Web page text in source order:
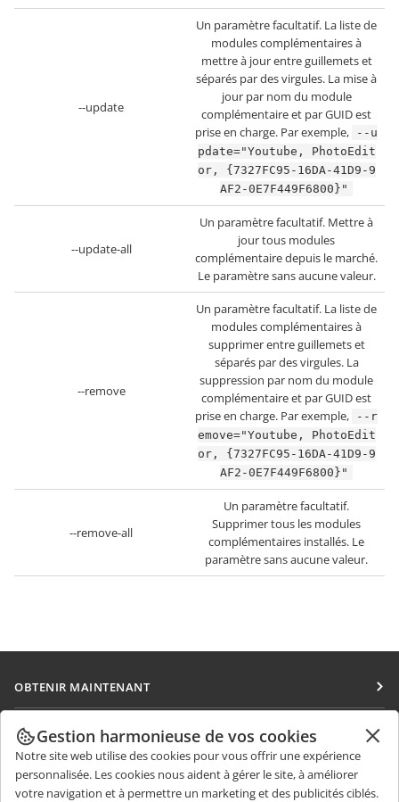
--update
Un paramètre facultatif. La liste de
modules complémentaires à
mettre à jour entre guillemets et
séparés par des virgules. La mise à
jour par nom du module
complémentaire et par GUID est
prise en charge. Par exemple,
--u
pdate="Youtube, PhotoEdit
or, {7327FC95-16DA-41D9-9
AF2-0E7F449F6800}"
--update-all
Un paramètre facultatif. Mettre à
jour tous modules
complémentaire depuis le marché.
Le paramètre sans aucune valeur.
--remove
Un paramètre facultatif. La liste de
modules complémentaires à
supprimer entre guillemets et
séparés par des virgules. La
suppression par nom du module
complémentaire et par GUID est
prise en charge. Par exemple,
--r
emove="Youtube, PhotoEdit
or, {7327FC95-16DA-41D9-9
AF2-0E7F449F6800}"
--remove-all
Un paramètre facultatif.
Supprimer tous les modules
complémentaires installés. Le
paramètre sans aucune valeur.
OBTENIR MAINTENANT
Docs
DocSpace
Workspace
COLLABORATION
Pour les contributeurs
Pour les traducteurs
OBTENIR DES NOUVELLES
Gestion harmonieuse de vos cookies
Notre site web utilise des cookies pour vous offrir une expérience
personnalisée. Les cookies nous aident à gérer le site, à améliorer
votre navigation et à permettre un marketing et des publicités ciblés.